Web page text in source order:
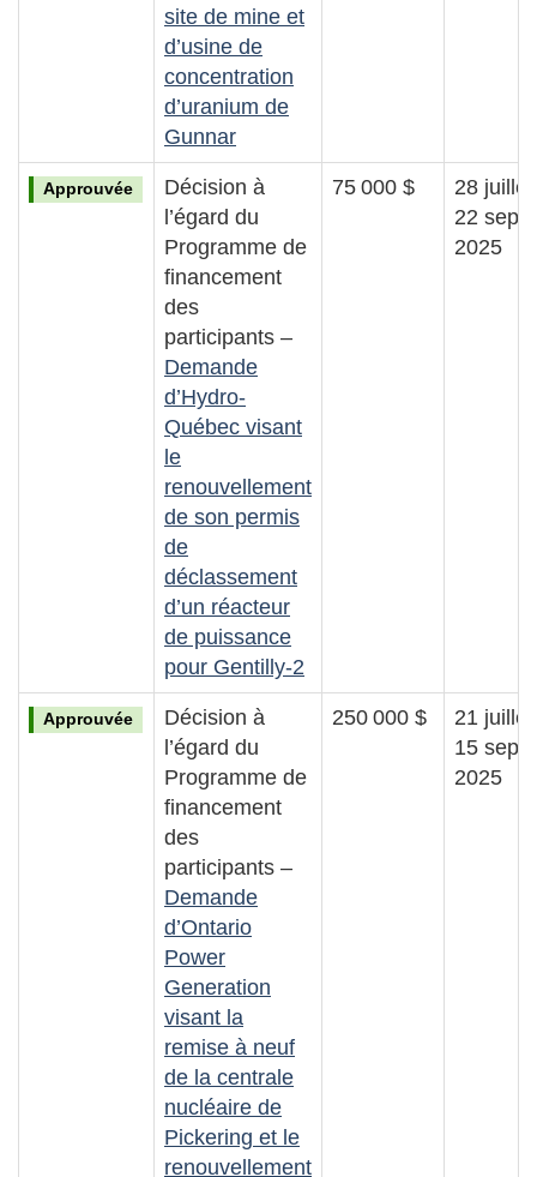
site de mine et
d’usine de
concentration
d’uranium de
Gunnar
Approuvée
Décision à
l’égard du
Programme de
financement
des
participants –
Demande
d’Hydro-
Québec visant
le
renouvellement
de son permis
de
déclassement
d’un réacteur
de puissance
pour Gentilly-2
75 000 $
28
22
2025
Approuvée
Décision à
l’égard du
Programme de
financement
des
participants –
Demande
d’Ontario
Power
Generation
visant la
remise à neuf
de la centrale
nucléaire de
Pickering et le
renouvellement
250 000 $
21
15
2025